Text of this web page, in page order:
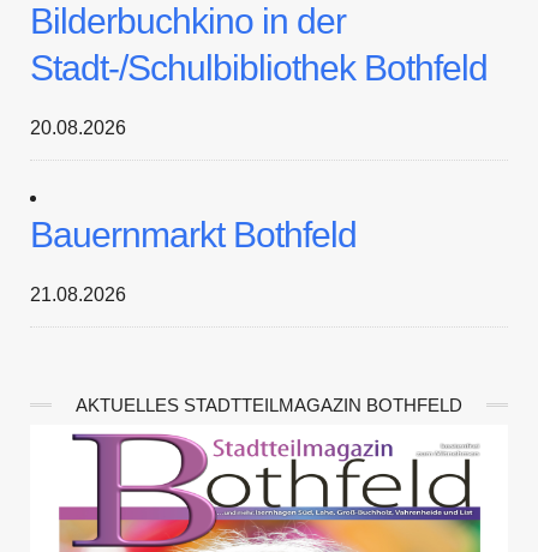
Bilderbuchkino in der
Stadt-/Schulbibliothek Bothfeld
20.08.2026
Bauernmarkt Bothfeld
21.08.2026
AKTUELLES STADTTEILMAGAZIN BOTHFELD